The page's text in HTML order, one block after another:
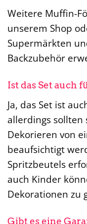
Weitere Muffin-
unserem Shop
Supermärkten
Backzubehör
Ist das Set auch
Ja, das Set ist
allerdings sollten
Dekorieren von
beaufsichtigt
Spritzbeutels
auch Kinder
Dekorationen zu
Gibt es eine